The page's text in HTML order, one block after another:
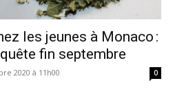
les jeunes à Monaco :
fin septembre
2020 à 11h00 0